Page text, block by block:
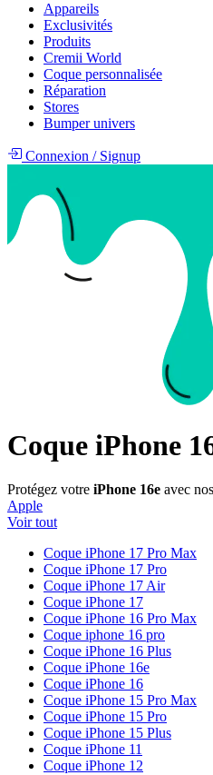
Appareils
Exclusivités
Produits
Cremii World
Coque personnalisée
Réparation
Stores
Bumper univers
Connexion /Signup
Coque iPhone
Protégez votre iPhone 16e avec
Apple
Voir tout
Coque iPhone 17 Pro Max
Coque iPhone 17 Pro
Coque iPhone 17 Air
Coque iPhone 17
Coque iPhone 16 Pro Max
Coque iphone 16 pro
Coque iPhone 16 Plus
Coque iPhone 16e
Coque iPhone 16
Coque iPhone 15 Pro Max
Coque iPhone 15 Pro
Coque iPhone 15 Plus
Coque iPhone 11
Coque iPhone 12